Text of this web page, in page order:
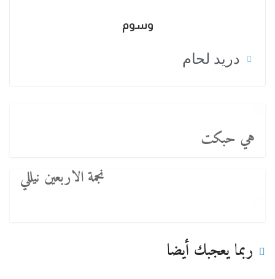
وسوم
دريد لحام
هي حبكت
نجمة الاربعين نيللي
ربما يعجبك أيضا